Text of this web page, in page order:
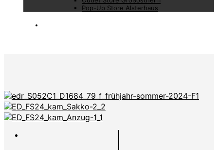
Pop-Up Store Alsterhaus